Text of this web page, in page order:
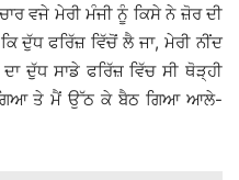
ਵਜੇ ਮੇਰੀ ਮੰਜੀ ਨੂੰ ਕਿਸੇ ਨੇ ਜ਼ੋਰ ਦੀ
ਦੁੱਧ ਫਰਿੱਜ਼ ਵਿੱਚੋਂ ਲੈ ਜਾ, ਮੇਰੀ ਨੀਂਦ
ਦੁੱਧ ਸਾਡੇ ਫਰਿੱਜ਼ ਵਿੱਚ ਸੀ ਥੋੜ੍ਹੀ
ਤੇ ਮੈਂ ਉੱਠ ਕੇ ਬੈਠ ਗਿਆ ਆਲੇ-